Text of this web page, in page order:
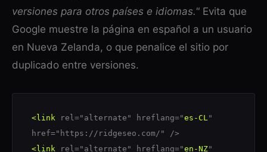
versiones para otros países e idiomas." Evita que
Google muestre la página en español a un usuario
en Nueva Zelanda, o que penalice el sitio por
duplicado entre versiones.
<link rel="alternate" hreflang="es-CL"
href="https://ridgeseo.com/" />
<link rel="alternate" hreflang="en-NZ"